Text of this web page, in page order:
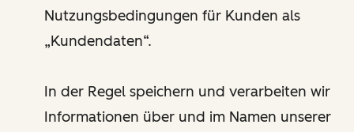
Nutzungsbedingungen für Kunden als
„Kundendaten“.
In der Regel speichern und verarbeiten wir
Informationen über und im Namen unserer